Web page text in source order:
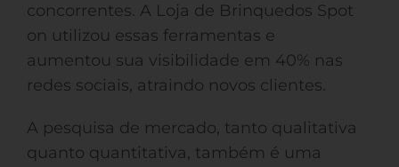
concorrentes. A Loja de Brinquedos Spot
on utilizou essas ferramentas e
aumentou sua visibilidade em 40% nas
redes sociais, atraindo novos clientes.
A pesquisa de mercado, tanto qualitativa
quanto quantitativa, também é uma